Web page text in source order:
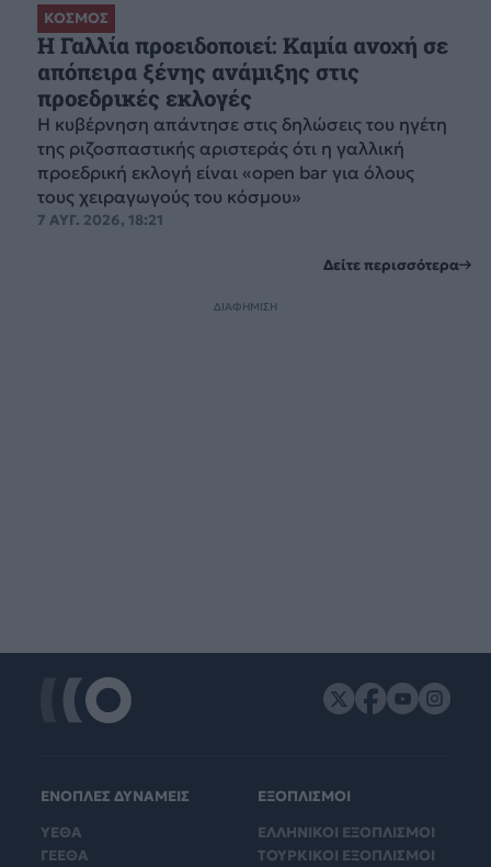
ΚΟΣΜΟΣ
Η Γαλλία προειδοποιεί: Καμία ανοχή σε
απόπειρα ξένης ανάμιξης στις
προεδρικές εκλογές
Η κυβέρνηση απάντησε στις δηλώσεις του ηγέτη
της ριζοσπαστικής αριστεράς ότι η γαλλική
προεδρική εκλογή είναι «open bar για όλους
τους χειραγωγούς του κόσμου»
7 ΑΥΓ. 2026, 18:21
Δείτε περισσότερα
ΔΙΑΦΗΜΙΣΗ
ΕΝΟΠΛΕΣ ΔΥΝΑΜΕΙΣ
ΥΕΘΑ
ΓΕΕΘΑ
ΕΞΟΠΛΙΣΜΟΙ
ΕΛΛΗΝΙΚΟΙ ΕΞΟΠΛΙΣΜΟΙ
ΤΟΥΡΚΙΚΟΙ ΕΞΟΠΛΙΣΜΟΙ